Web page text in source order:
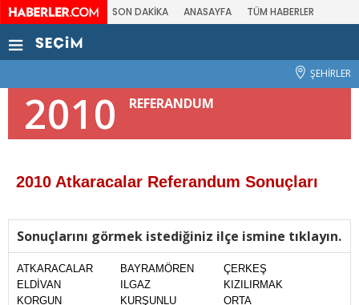
SON DAKİKA ANASAYFA TÜM HABERLER
ŞEHİRLER
2010 REFERANDUM
2010 Atkaracalar Referandum Sonuçları
Sonuçlarını görmek istediğiniz ilçe ismine tıklayın.
ATKARACALAR BAYRAMÖREN
ÇERKEŞ
ELDİVAN
ILGAZ
KIZILIRMAK
KORGUN
KURŞUNLU
ORTA